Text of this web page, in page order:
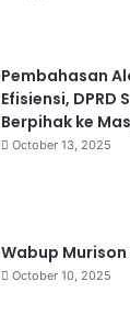
Pembahasan
Efisiensi, DPRD
Berpihak ke
October 13, 2025
Wabup
October 10, 2025